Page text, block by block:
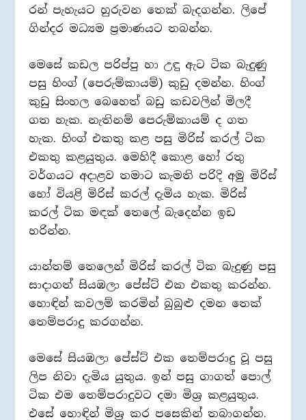
රන් පැහැයට හුරුවන තෙක් බැදගන්න. ලිපේ
ගින්දර මධ්‍යම ප්‍රමාණයට තබන්න.
මෙසේ කඩල පරිප්පු හා උඳු ඇට ටික බැදුණු
පසු හිංග් (පෙරුම්කායම්) කුඩු දමන්න. හිංග්
කුඩු සිංහල බෙහෙත් බඩු කඩවලින් මිලදී
ගත හැක. නැතිනම් පෙරුම්කායම් ද ගත
හැක. හිංග් එකතු කළ පසු මිරිස් කරල් ටික
එකතු කළයුතුය. මෙහිදී කොළ හෝ රතු
වර්ගයට අදාළව තමාට කැමති පරිදි අමු මිරිස්
හෝ වියළි මිරිස් කරල් දැමිය හැක. මිරිස්
කරල් ටික මඳක් තෙලේ බැදෙන්න ඉඩ
හරින්න.
යාන්තම් තෙලෙන් මිරිස් කරල් ටික බැදුණු පසු
සාදාගත් සියඹලා පේස්ට් එක එකතු කරන්න.
හොඳින් කවලම් කරමින් බුබුළු දමන තෙක්
තෙම්පරාදු කරගන්න.
මෙසේ සියඹලා පේස්ට් එක තෙම්පරාදු වූ පසු
ලිප නිවා දැමිය යුතුය. ඉන් පසු ගාගත් පොල්
ටික එම තෙම්පරාදුවට දමා මිශ්‍ර කළයුතුය.
එසේ හොඳින් මිශ්‍ර කර පසෙකින් තබාගන්න.